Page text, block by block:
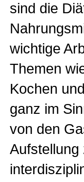
sind die
wichtige
Themen
Kochen
ganz im
von den